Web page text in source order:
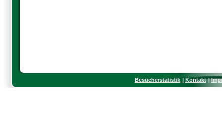
Besucherstatistik Kontakt